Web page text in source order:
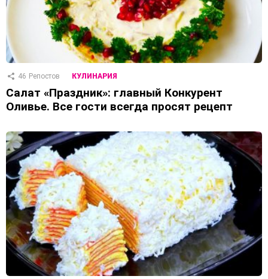
46 Репостов КУЛИНАРИЯ
Салат «Праздник»: главный Конкурент
Оливье. Все гости всегда просят рецепт